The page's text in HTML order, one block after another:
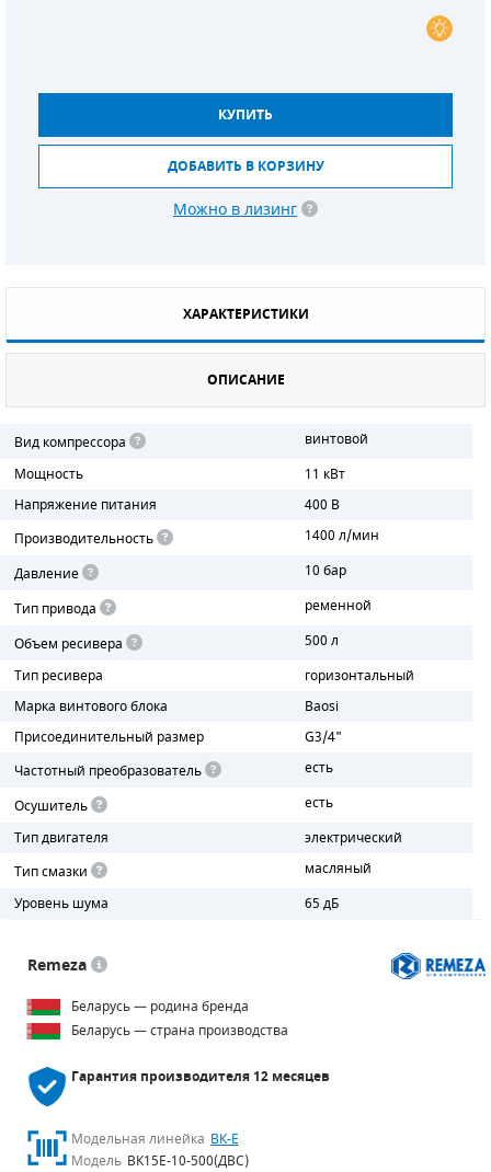
КУПИТЬ
ДОБАВИТЬ В КОРЗИНУ
Можно в лизинг
ХАРАКТЕРИСТИКИ
ОПИСАНИЕ
Вид компрессора
винтовой
Мощность
11 кВт
Напряжение питания
400 В
Производительность
1400 л/мин
Давление
10 бар
Тип привода
ременной
Объем ресивера
500 л
Тип ресивера
горизонтальный
Марка винтового блока
Baosi
Присоединительный размер
G3/4"
Частотный преобразователь
есть
Осушитель
есть
Тип двигателя
электрический
Тип смазки
масляный
Уровень шума
65 дБ
Remeza
Беларусь — родина бренда
Беларусь — страна производства
Гарантия производителя12 месяцев
Модельная линейка ВК-Е
Модель ВК15Е-10-500(ДВС)
ЭЛЕКТРОДВИГАТЕЛИ
ДЕТАЛИ ДВС
ФИЛЬТРЫ ТОПЛИВНЫЕ
РАДИАТОРЫ
ПОДШИПНИКИ
ПОРШНЕВЫЕ БЛОКИ
ДЕТАЛИ ПОРШНЕВЫХ КОМПРЕССОРОВ
ДЕТАЛИ СПИРАЛЬНЫХ КОМПРЕССОРОВ
ДЕТАЛИ НАСОСНОЙ ЧАСТИ
ДЕТАЛИ ПОГРУЖНЫХ НАСОСОВ
ШЛАНГИ ДЛЯ МОТОПОМП